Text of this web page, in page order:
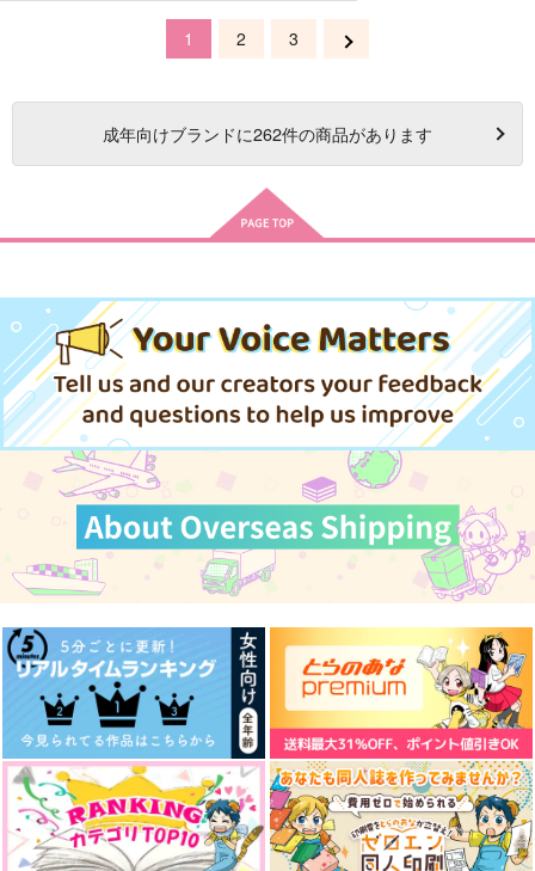
1 2 3
成年向けブランドに262件の商品があります